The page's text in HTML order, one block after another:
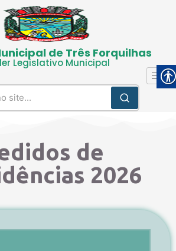
de Três Forquilhas
Legislativo Municipal
de
2026